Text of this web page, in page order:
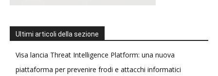
Ultimi articoli della sezione
Visa lancia Threat Intelligence Platform: una nuova
piattaforma per prevenire frodi e attacchi informatici